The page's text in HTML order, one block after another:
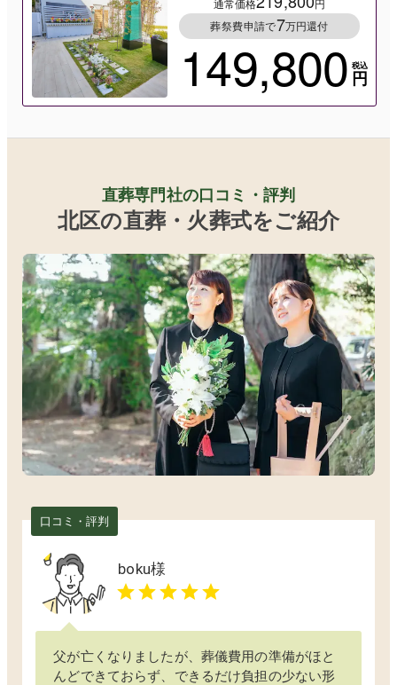
通常価格
円
葬祭費申請で7万円還付
149,800 税込
円
直葬専門社の口コミ・評判
北区の直葬・火葬式をご紹介
口コミ・評判
boku様
父が亡くなりましたが、葬儀費用の準備がほと
んどできておらず、できるだけ負担の少ない形